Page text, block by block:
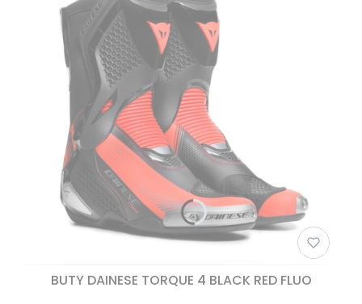
BUTY DAINESE TORQUE 4 BLACK RED FLUO